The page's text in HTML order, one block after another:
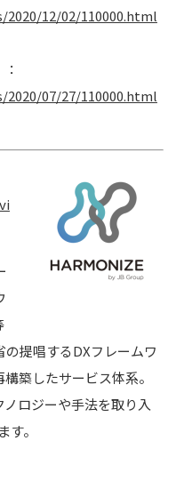
12/02/110000.html
07/27/110000.html
提唱するDXフレームワ
築したサービス体系。
ロジーや手法を取り入
。